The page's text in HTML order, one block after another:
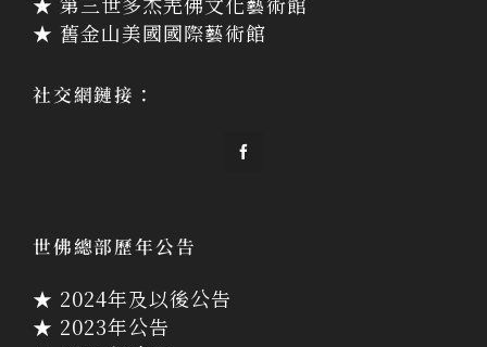
★ 舊金山美國國際藝術館
社交網鏈接：
世佛總部歷年公告
★ 2024年及以後公告
★ 2023年公告